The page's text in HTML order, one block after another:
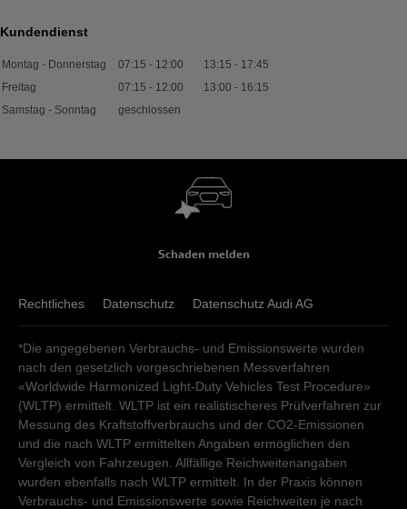
Kundendienst
Montag - Donnerstag 07:15 - 12:00 13:15 - 17:45
Freitag
07:15 - 12:00 13:00 - 16:15
Samstag - Sonntag
geschlossen
Schaden melden
Rechtliches Datenschutz Datenschutz Audi AG
*Die angegebenen Verbrauchs- und Emissionswerte wurden
nach den gesetzlich vorgeschriebenen Messverfahren
«Worldwide Harmonized Light-Duty Vehicles Test Procedure»
(WLTP) ermittelt. WLTP ist ein realistischeres Prüfverfahren zur
Messung des Kraftstoffverbrauchs und der CO2-Emissionen
und die nach WLTP ermittelten Angaben ermöglichen den
Vergleich von Fahrzeugen. Allfällige Reichweitenangaben
wurden ebenfalls nach WLTP ermittelt. In der Praxis können
Verbrauchs- und Emissionswerte sowie Reichweiten je nach